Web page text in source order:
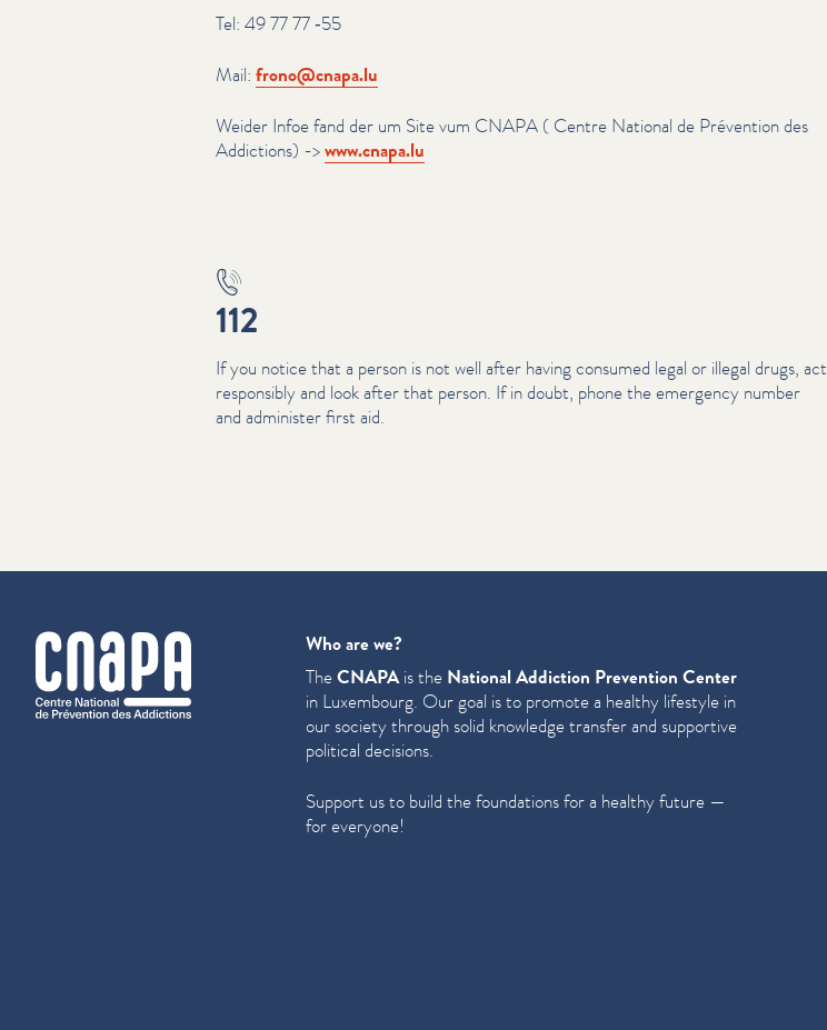
Tel: 49 77 77 ‑55
Mail: frono@​cnapa.​lu
Weider Infoe fand der um Site vum CNAPA ( Centre National de Prévention des
Addictions) ->www​.cnapa​.lu
112
If you notice that a person is not well after having consumed legal or illegal drugs, act
responsibly and look after that person. If in doubt, phone the emergency number
and administer first aid.
cnapa
Who are we?
TheCNAPAis the National Addiction Prevention Center
in Luxembourg. Our goal is to promote a healthy lifestyle in
our society through solid knowledge transfer and supportive
political decisions.
Support us to build the foundations for a healthy future —
for everyone!